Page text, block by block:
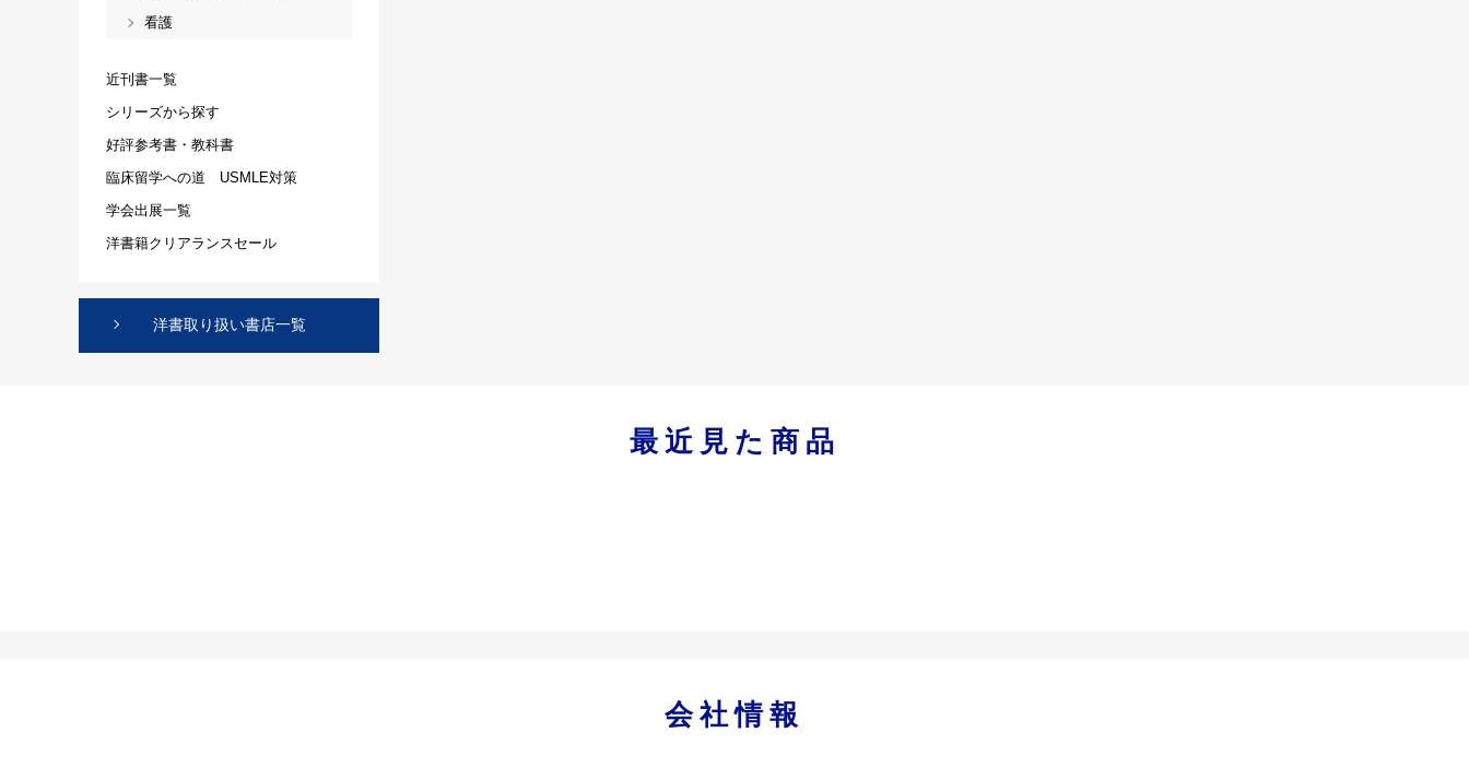
看護
近刊書一覧
シリーズから探す
好評参考書・教科書
臨床留学への道 USMLE対策
学会出展一覧
洋書籍クリアランスセール
洋書取り扱い書店一覧
最近見た商品
会社情報